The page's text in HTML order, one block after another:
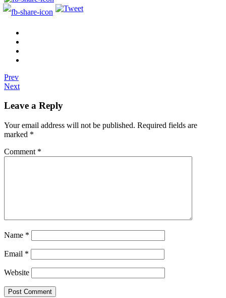
Prev
Next
Leave a Reply
Your email address will not be published. Required fields are
marked *
Comment *
Name *
Email *
Website